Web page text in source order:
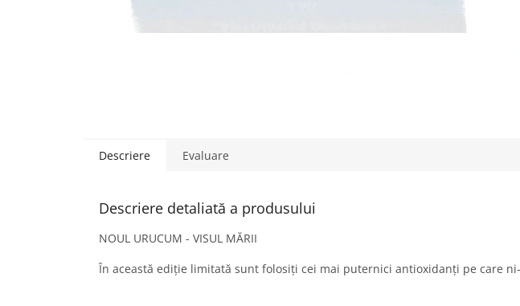
Descriere Evaluare
Descriere detaliată a produsului
NOUL URUCUM - VISUL MĂRII
În această ediție limitată sunt folosiți cei mai puternici antioxidanți pe care